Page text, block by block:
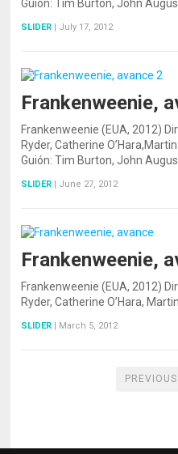
Guión: Tim Burton, John
SLIDER | July 17, 2012
Frankenweenie,
Frankenweenie (EUA, 2012)
Ryder, Catherine
Guión: Tim Burton, John
SLIDER | June 27, 2012
Frankenweenie,
Frankenweenie (EUA, 2012)
Ryder, Catherine O’Hara,
SLIDER | March 5, 2012
PREVIOUS